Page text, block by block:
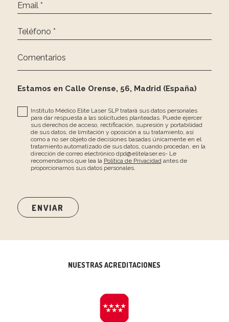
Email *
Teléfono *
Comentarios
Estamos en Calle Orense, 56, Madrid (España)
Instituto Médico Elite Laser SLP tratará sus datos personales
para dar respuesta a las solicitudes planteadas. Puede ejercer
sus derechos de acceso, rectificación, supresión y portabilidad
de sus datos, de limitación y oposición a su tratamiento, así
como a no ser objeto de decisiones basadas únicamente en el
tratamiento automatizado de sus datos, cuando procedan, en la
dirección de correo electrónico dpd@elitelaser.es- Le
recomendamos que lea la Política de Privacidadantes de
proporcionarnos sus datos personales.
NUESTRAS ACREDITACIONES